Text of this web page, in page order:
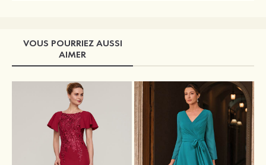
VOUS POURRIEZ AUSSI
AIMER